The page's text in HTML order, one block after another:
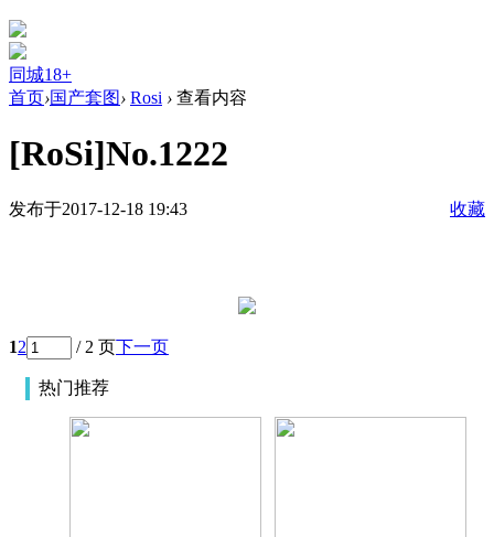
同城18+
首页›国产套图› Rosi › 查看内容
[RoSi]No.1222
发布于2017-12-18 19:43 收藏
12 / 2 页下一页
热门推荐